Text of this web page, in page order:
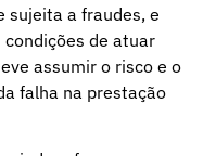
a fraudes, e
condições de atuar
assumir o risco e o
falha na prestação